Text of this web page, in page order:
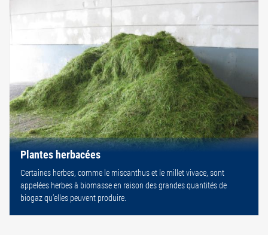
Plantes herbacées
Certaines herbes, comme le miscanthus et le millet vivace, sont
appelées herbes à biomasse en raison des grandes quantités de
biogaz qu’elles peuvent produire.